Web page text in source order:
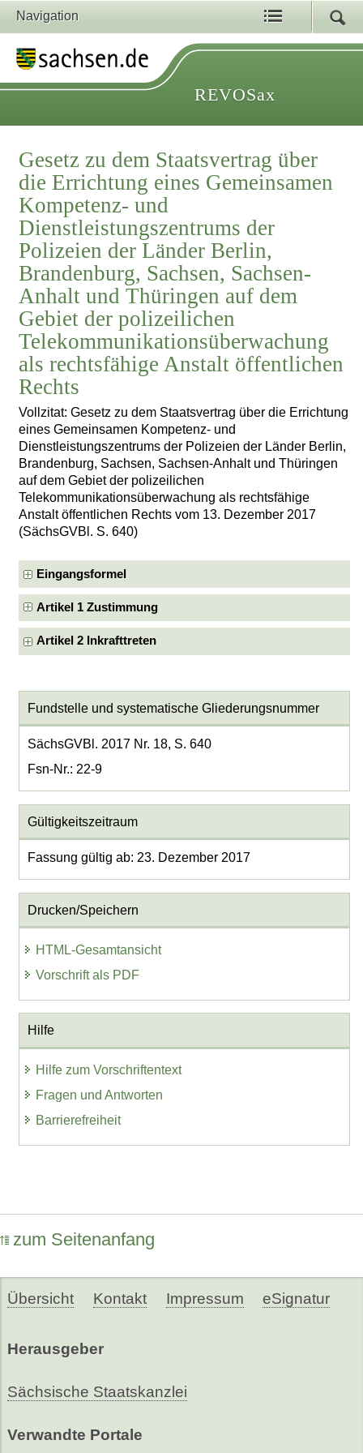
Navigation
REVOSax
Gesetz zu dem Staatsvertrag über
die Errichtung eines Gemeinsamen
Kompetenz- und
Dienstleistungszentrums der
Polizeien der Länder Berlin,
Brandenburg, Sachsen, Sachsen-
Anhalt und Thüringen auf dem
Gebiet der polizeilichen
Telekommunikationsüberwachung
als rechtsfähige Anstalt öffentlichen
Rechts
Vollzitat: Gesetz zu dem Staatsvertrag über die Errichtung
eines Gemeinsamen Kompetenz- und
Dienstleistungszentrums der Polizeien der Länder Berlin,
Brandenburg, Sachsen, Sachsen-Anhalt und Thüringen
auf dem Gebiet der polizeilichen
Telekommunikationsüberwachung als rechtsfähige
Anstalt öffentlichen Rechts vom 13. Dezember 2017
(SächsGVBl. S. 640)
Eingangsformel
Artikel 1 Zustimmung
Artikel 2 Inkrafttreten
Fundstelle und systematische Gliederungsnummer
SächsGVBl. 2017 Nr. 18, S. 640
Fsn-Nr.: 22-9
Gültigkeitszeitraum
Fassung gültig ab: 23. Dezember 2017
Drucken/Speichern
HTML-Gesamtansicht
Vorschrift als PDF
Hilfe
Hilfe zum Vorschriftentext
Fragen und Antworten
Barrierefreiheit
zum Seitenanfang
Übersicht Kontakt Impressum eSignatur
Herausgeber
Sächsische Staatskanzlei
Verwandte Portale